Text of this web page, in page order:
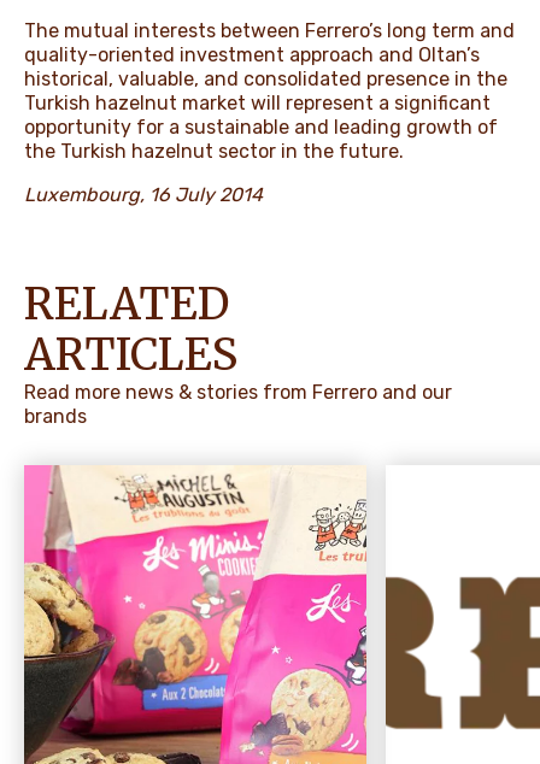
The mutual interests between Ferrero’s long term and
quality-oriented investment approach and Oltan’s
historical, valuable, and consolidated presence in the
Turkish hazelnut market will represent a significant
opportunity for a sustainable and leading growth of
the Turkish hazelnut sector in the future.
Luxembourg, 16 July 2014
RELATED
ARTICLES
Read more news & stories from Ferrero and our
brands